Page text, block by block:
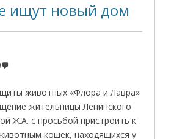
ищут новый дом
животных «Флора и Лавра»
жительницы Ленинского
Ж.А. с просьбой пристроить к
кошек, находящихся у